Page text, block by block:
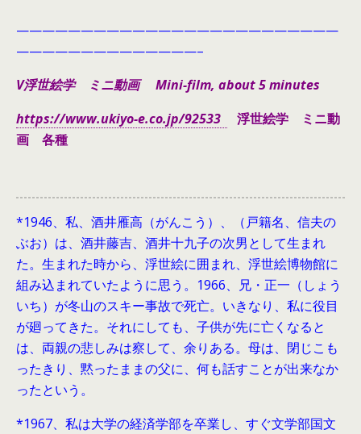
—————————————————————————
——————————————–
V浮世絵学 ミニ動画 Mini-film, about 5 minutes
https://www.ukiyo-e.co.jp/92533
浮世絵学 ミニ動
画 各種
*1946、 私、酒井雁高（がんこう）、（戸籍名、信夫の
ぶお）は、酒井藤吉、酒井十九子の次男として生まれ
た。生まれた時から、浮世絵に囲まれ、浮世絵博物館に
組み込まれていたように思う。1966、兄・正一（しょう
いち）が冬山のスキー事故で死亡。いきなり、私に役目
が廻ってきた。それにしても、子供が先に亡くなると
は、両親の悲しみは察して、余りある。母は、閉じこも
ったきり、黙ったままの父に、何も話すことが出来なか
ったという。
*1967、私は大学の経済学部を卒業し、すぐ文学部国文